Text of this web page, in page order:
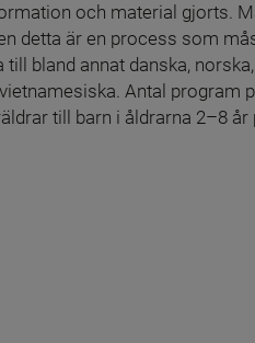
och material gjorts.
detta är en process som
bland annat danska,
Antal program
till barn i åldrarna 2–8 år